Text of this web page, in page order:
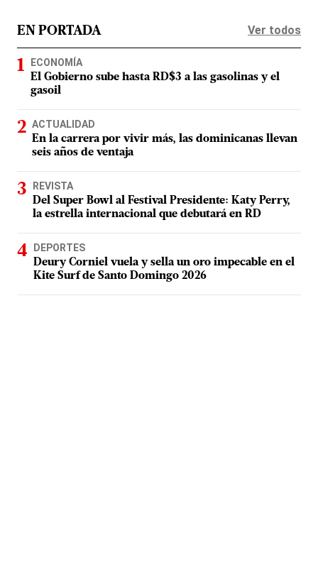
EN PORTADA Ver todos
ECONOMÍA
El Gobierno sube hasta RD$3 a las gasolinas y el
gasoil
ACTUALIDAD
En la carrera por vivir más, las dominicanas llevan
seis años de ventaja
REVISTA
Del Super Bowl al Festival Presidente: Katy Perry,
la estrella internacional que debutará en RD
DEPORTES
Deury Corniel vuela y sella un oro impecable en el
Kite Surf de Santo Domingo 2026